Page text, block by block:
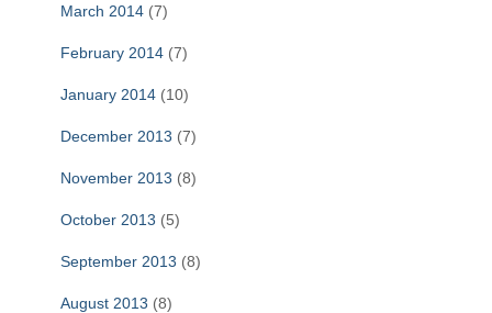
March 2014 (7)
February 2014 (7)
January 2014 (10)
December 2013 (7)
November 2013 (8)
October 2013 (5)
September 2013 (8)
August 2013 (8)